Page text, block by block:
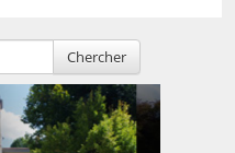
Chercher